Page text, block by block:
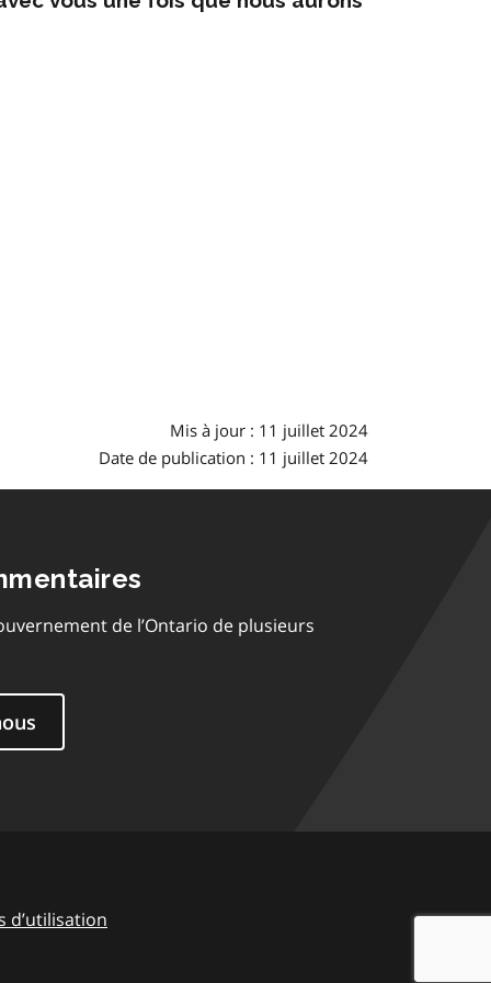
Mis à jour : 11 juillet 2024
Date de publication : 11 juillet 2024
de l’Ontario de plusieurs
d’utilisation